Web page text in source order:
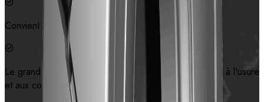
Convient pour le chariot télescopique et le RTG.
Le grand motif de bloc offre une excellente résistance à l'usure
et aux coupures.